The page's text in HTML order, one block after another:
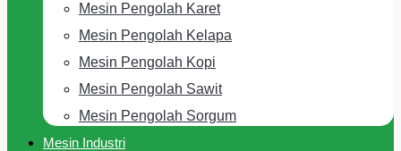
Mesin Pengolah Karet
Mesin Pengolah Kelapa
Mesin Pengolah Kopi
Mesin Pengolah Sawit
Mesin Pengolah Sorgum
Mesin Industri